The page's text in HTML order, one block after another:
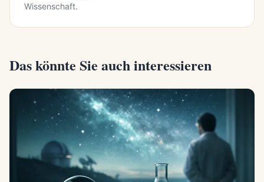
Wissenschaft.
Das könnte Sie auch interessieren